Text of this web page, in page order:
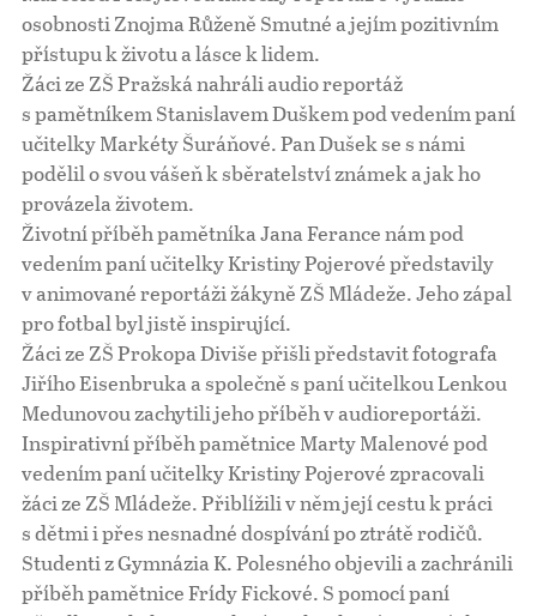
osobnosti Znojma Růženě Smutné a jejím pozitivním
přístupu k životu a lásce k lidem.
Žáci ze ZŠ Pražská nahráli audio reportáž
s pamětníkem Stanislavem Duškem pod vedením paní
učitelky Markéty Šuráňové. Pan Dušek se s námi
podělil o svou vášeň k sběratelství známek a jak ho
provázela životem.
Životní příběh pamětníka Jana Ferance nám pod
vedením paní učitelky Kristiny Pojerové představily
v animované reportáži žákyně ZŠ Mládeže. Jeho zápal
pro fotbal byl jistě inspirující.
Žáci ze ZŠ Prokopa Diviše přišli představit fotografa
Jiřího Eisenbruka a společně s paní učitelkou Lenkou
Medunovou zachytili jeho příběh v audioreportáži.
Inspirativní příběh pamětnice Marty Malenové pod
vedením paní učitelky Kristiny Pojerové zpracovali
žáci ze ZŠ Mládeže. Přiblížili v něm její cestu k práci
s dětmi i přes nesnadné dospívání po ztrátě rodičů.
Studenti z Gymnázia K. Polesného objevili a zachránili
příběh pamětnice Frídy Fickové. S pomocí paní